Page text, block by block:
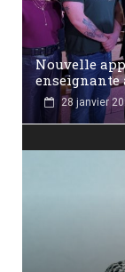
Nouvelle
enseignante
28 janvier